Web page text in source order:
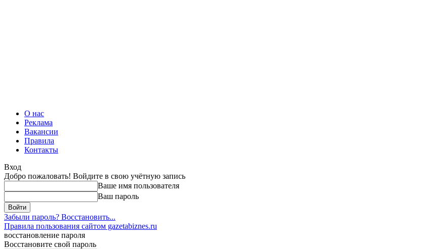
О нас
Реклама
Вакансии
Правила
Контакты
Вход
Добро пожаловать! Войдите в свою учётную запись
Ваше имя пользователя
Ваш пароль
Забыли пароль? Восстановить...
Правила пользования сайтом gazetabiznes.ru
восстановление пароля
Восстановите свой пароль